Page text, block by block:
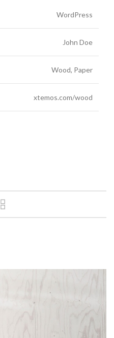
WordPress
John Doe
Wood, Paper
xtemos.com/wood